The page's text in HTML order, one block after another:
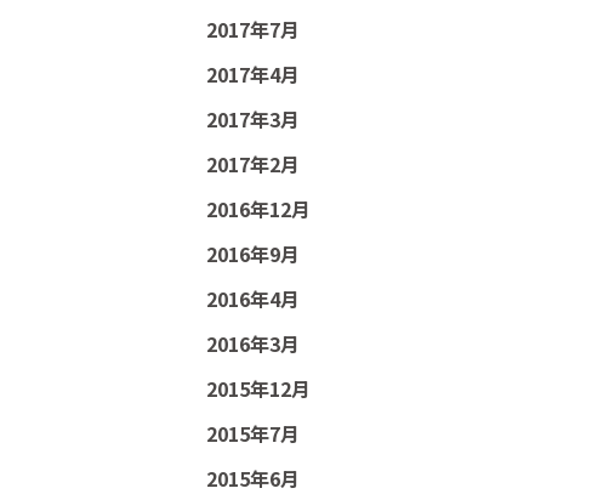
2017年7月
2017年4月
2017年3月
2017年2月
2016年12月
2016年9月
2016年4月
2016年3月
2015年12月
2015年7月
2015年6月